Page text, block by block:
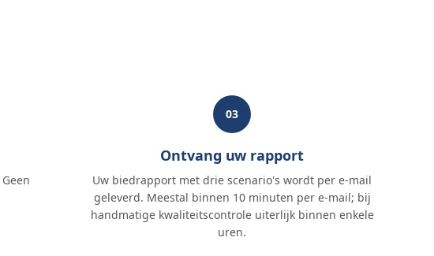
03
Ontvang uw rapport
Uw biedrapport met drie scenario's wordt per e-mail
geleverd. Meestal binnen 10 minuten per e-mail; bij
handmatige kwaliteitscontrole uiterlijk binnen enkele
uren.